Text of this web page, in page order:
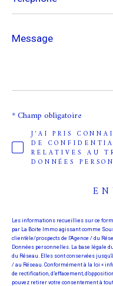
Message
*
J'AI PRIS
DE
RELATIVES AU
DONNÉES
* Champ obligatoire
Les informations recueillies sur ce
par La Boite Immo agissant comme
clientèle/prospects de l'Agence / du
Données personnelles. La base légale
du Réseau. Elles sont conservées
/ au Réseau. Conformément à la loi «
de rectification, d’effacement,
pouvez retirer votre consentement à